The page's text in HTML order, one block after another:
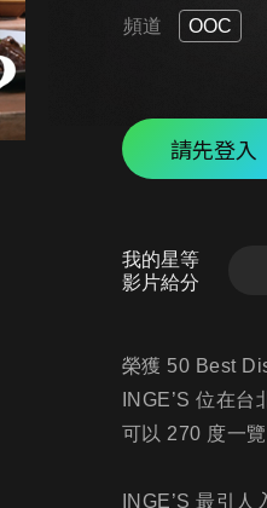
頻道 OOC
請先登入
我的星等
影片給分
榮獲 50 Best
INGE’S 位在台
可以 270 度一
INGE’S 最引